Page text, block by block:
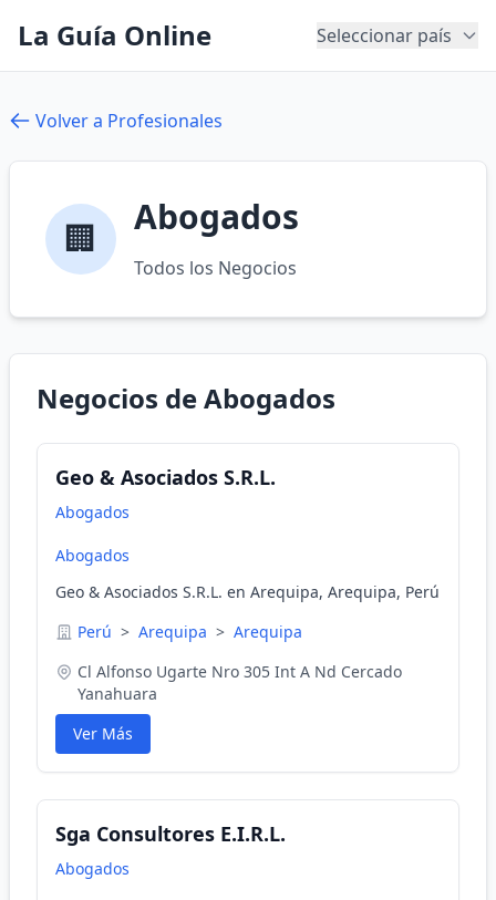
La Guía Online Seleccionar país
Volver a Profesionales
🏢 Abogados
Todos los Negocios
Negocios de Abogados
Geo & Asociados S.R.L.
Abogados
Abogados
Geo & Asociados S.R.L. en Arequipa, Arequipa, Perú
Perú > Arequipa > Arequipa
Cl Alfonso Ugarte Nro 305 Int A Nd Cercado
Yanahuara
Ver Más
Sga Consultores E.I.R.L.
Abogados